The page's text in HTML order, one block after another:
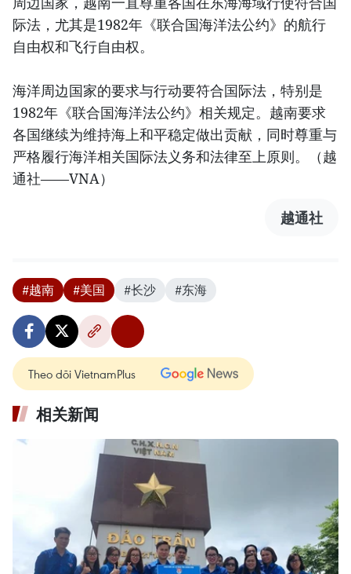
际法，尤其是1982年《联合国海洋法公约》的航行
自由权和飞行自由权。
海洋周边国家的要求与行动要符合国际法，特别是
1982年《联合国海洋法公约》相关规定。越南要求
各国继续为维持海上和平稳定做出贡献，同时尊重与
严格履行海洋相关国际法义务和法律至上原则。（越
通社——VNA）
越通社
#越南 #美国 #长沙 #东海
Theo dõi VietnamPlus
相关新闻